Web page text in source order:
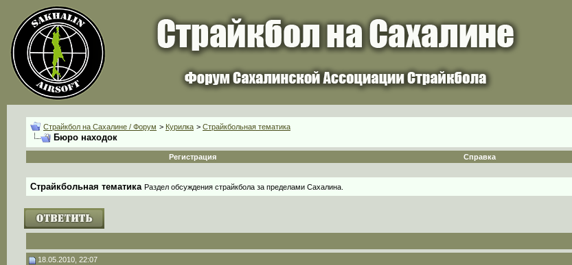
Страйкбол на Сахалине / Форум > Курилка > Страйкбольная тематика
Бюро находок
Регистрация Справка
Страйкбольная тематика Раздел обсуждения страйкбола за пределами Сахалина.
18.05.2010, 22:07